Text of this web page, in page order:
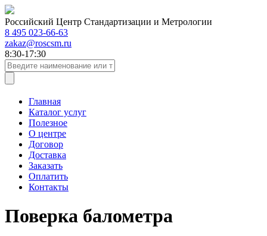
Российский Центр Стандартизации и Метрологии
8 495 023-66-63
zakaz@roscsm.ru
8:30-17:30
Главная
Каталог услуг
Полезное
О центре
Договор
Доставка
Заказать
Оплатить
Контакты
Поверка балометра